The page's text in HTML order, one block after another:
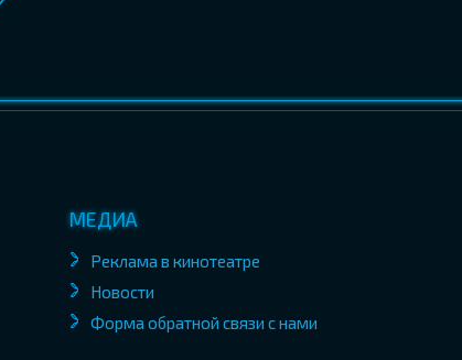
МЕДИА
Реклама в кинотеатре
Новости
Форма обратной связи с нами